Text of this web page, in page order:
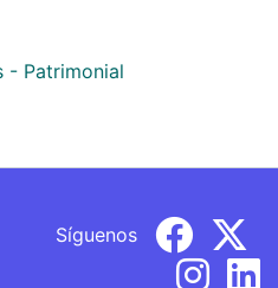
- Patrimonial
Síguenos